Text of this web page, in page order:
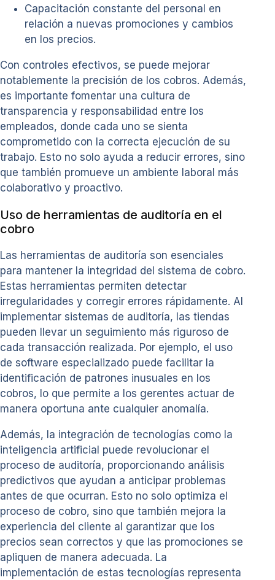
Capacitación constante del personal en
relación a nuevas promociones y cambios
en los precios.
Con controles efectivos, se puede mejorar
notablemente la precisión de los cobros. Además,
es importante fomentar una cultura de
transparencia y responsabilidad entre los
empleados, donde cada uno se sienta
comprometido con la correcta ejecución de su
trabajo. Esto no solo ayuda a reducir errores, sino
que también promueve un ambiente laboral más
colaborativo y proactivo.
Uso de herramientas de auditoría en el
cobro
Las herramientas de auditoría son esenciales
para mantener la integridad del sistema de cobro.
Estas herramientas permiten detectar
irregularidades y corregir errores rápidamente. Al
implementar sistemas de auditoría, las tiendas
pueden llevar un seguimiento más riguroso de
cada transacción realizada. Por ejemplo, el uso
de software especializado puede facilitar la
identificación de patrones inusuales en los
cobros, lo que permite a los gerentes actuar de
manera oportuna ante cualquier anomalía.
Además, la integración de tecnologías como la
inteligencia artificial puede revolucionar el
proceso de auditoría, proporcionando análisis
predictivos que ayudan a anticipar problemas
antes de que ocurran. Esto no solo optimiza el
proceso de cobro, sino que también mejora la
experiencia del cliente al garantizar que los
precios sean correctos y que las promociones se
apliquen de manera adecuada. La
implementación de estas tecnologías representa